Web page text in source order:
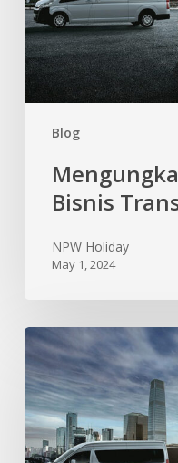
Blog
Elf
Bisnis
NPW Holiday
May 1, 2024
Tips
Perawatan
Rutin
untuk
Meningkatkan
Umur